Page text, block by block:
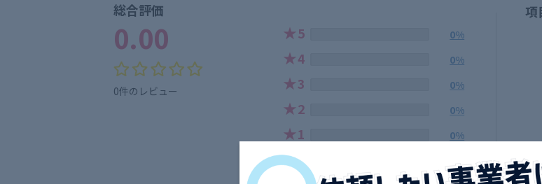
項
総合評価
0.00
0件のレビュー
★5 0%
★4 0%
★3 0%
★2 0%
★1 0%